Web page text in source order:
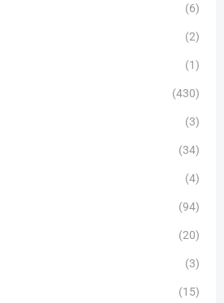
(6)
(2)
(1)
(430)
(3)
(34)
(4)
(94)
(20)
(3)
(15)